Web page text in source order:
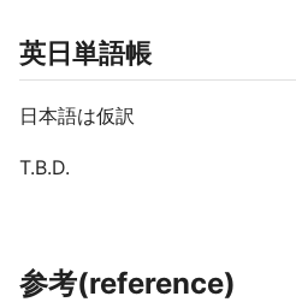
英日単語帳
日本語は仮訳
T.B.D.
参考(reference)